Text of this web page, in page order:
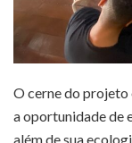
O cerne do projeto
a oportunidade de
além de sua